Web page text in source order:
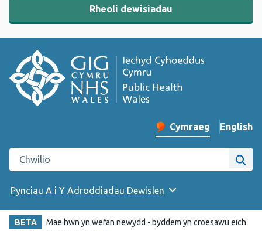
Rheoli dewisiadau
Newid iaith y wefan
Cymraeg English
–
Chwilio gwefan Iechyd Cyhoeddus Cymru
Pynciau A i Y Adroddiadau Dewislen
BETA
Mae hwn yn wefan newydd - byddem yn croesawu eich